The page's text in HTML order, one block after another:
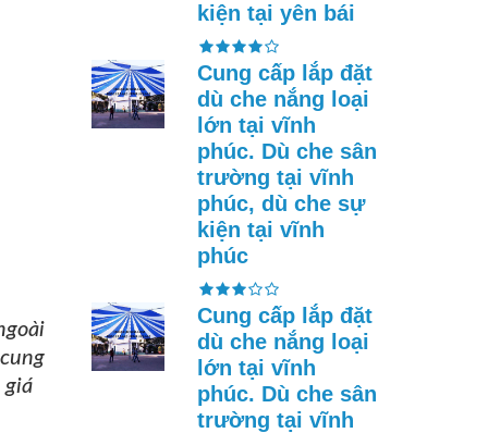
giá
kiện tại yên bái
Cung cấp lắp đặt
dù che nắng loại
lớn tại vĩnh
phúc. Dù che sân
trường tại vĩnh
phúc, dù che sự
kiện tại vĩnh
phúc
Cung cấp lắp đặt
dù che nắng loại
lớn tại vĩnh
phúc. Dù che sân
trường tại vĩnh